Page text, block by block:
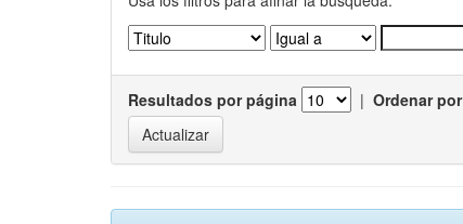
Resultados por página | Ordenar por